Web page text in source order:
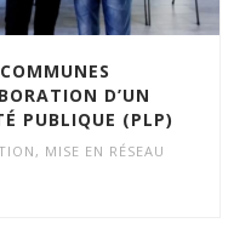
D’UN
PUBLIQUE (PLP)
, MISE EN RÉSEAU